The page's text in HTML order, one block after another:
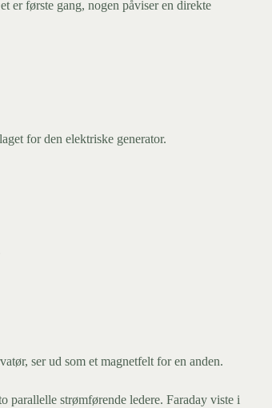
er første gang, nogen påviser en direkte
for den elektriske generator.
ser ud som et magnetfelt for en anden.
parallelle strømførende ledere. Faraday viste i